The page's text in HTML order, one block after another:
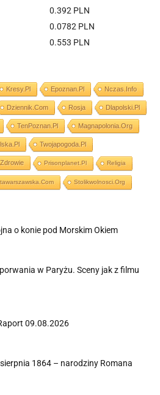
0.392 PLN
0.0782 PLN
0.553 PLN
Kresy.pl Epoznan.pl Nczas.info
Dziennik.com Rosja Dlapolski.pl
TenPoznan.pl Magnapolonia.org
Twojapogoda.pl
Zdrowie Prisonplanet.pl Religia
Stolikwolnosci.org
o konie pod Morskim Okiem
w Paryżu. Sceny jak z filmu
09.08.2026
1864 – narodziny Romana